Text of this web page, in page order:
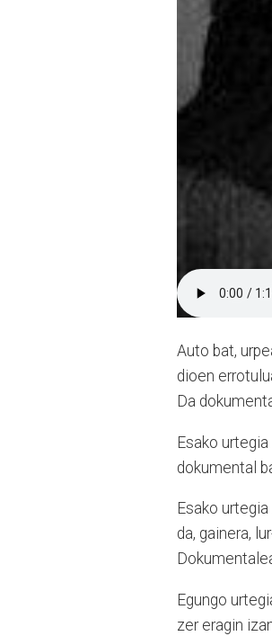
Auto bat,
dioen
Da
Esako
dokumental
Esako
da, gainera,
Egungo
zer eragin